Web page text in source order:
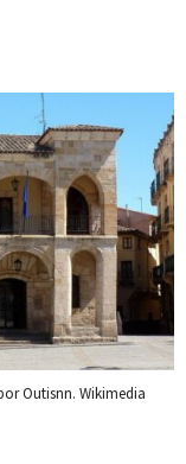
Outisnn. Wikimedia